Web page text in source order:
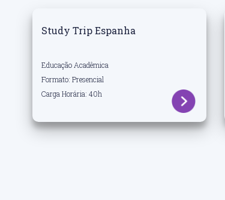
Study Trip Espanha
Educação Acadêmica
Formato: Presencial
Carga Horária: 40h